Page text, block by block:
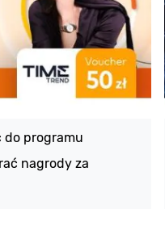
do programu
nagrody za